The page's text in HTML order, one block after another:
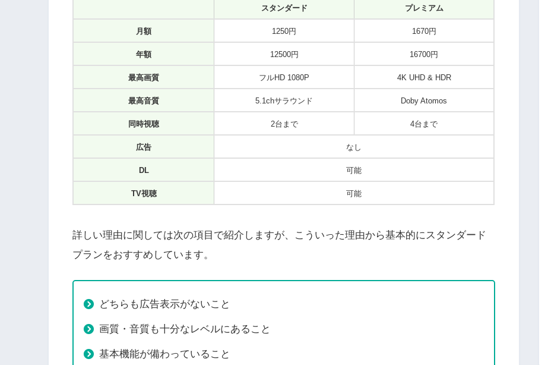
スタンダード プレミアム
月額 1250円 1670円
年額 12500円 16700円
最高画質 フルHD 1080P 4K UHD & HDR
最高音質 5.1chサラウンド Doby Atomos
同時視聴 2台まで 4台まで
広告 なし
DL 可能
TV視聴 可能
詳しい理由に関しては次の項目で紹介しますが、こういった理由から基本的にスタンダード
プランをおすすめしています。
どちらも広告表示がないこと
画質・音質も十分なレベルにあること
基本機能が備わっていること